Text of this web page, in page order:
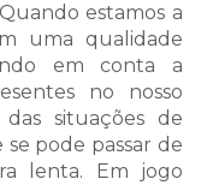
estamos a
uma qualidade
em conta a
no nosso
situações de
pode passar de
lenta. Em jogo